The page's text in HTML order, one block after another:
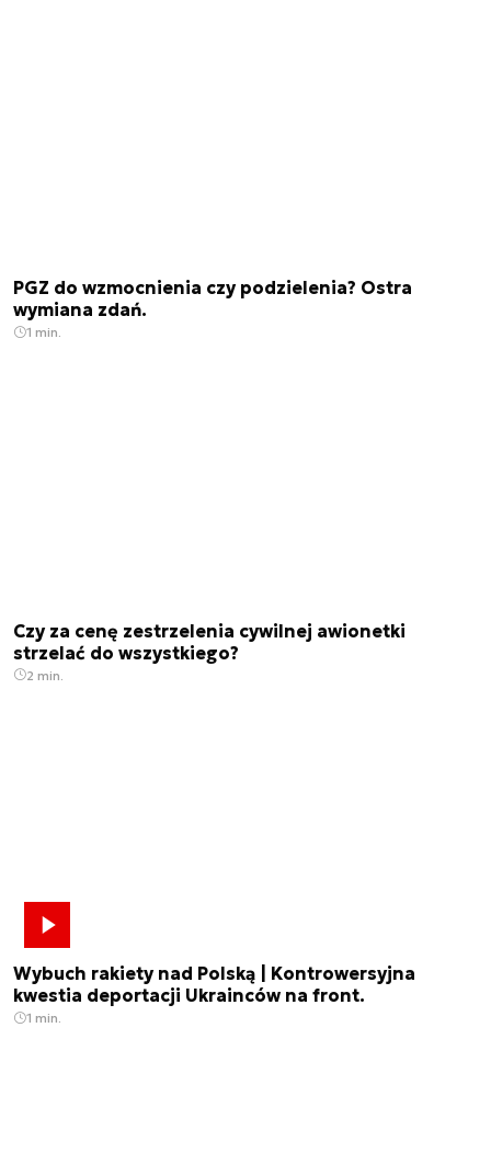
PGZ do wzmocnienia czy podzielenia? Ostra
wymiana zdań.
1 min.
Czy za cenę zestrzelenia cywilnej awionetki
strzelać do wszystkiego?
2 min.
Wybuch rakiety nad Polską | Kontrowersyjna
kwestia deportacji Ukrainców na front.
1 min.